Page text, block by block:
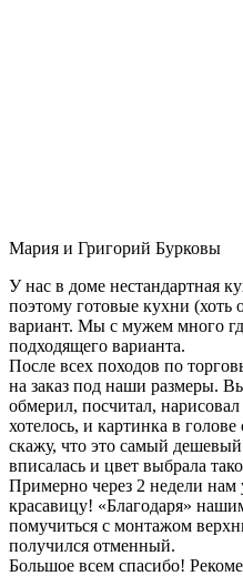
Мария и Григорий Бурковы
У нас в доме нестандартная
поэтому готовые кухни
вариант. Мы с мужем много
подходящего варианта.
После всех походов по
на заказ под наши размеры.
обмерил, посчитал,
хотелось, и картинка в
скажу, что это самый
вписалась и цвет выбрала
Примерно через 2 недели
красавицу! «Благодаря»
помучиться с монтажом
получился отменный.
Большое всем спасибо!